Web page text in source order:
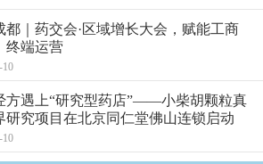
都｜药交会·区域增长大会，赋能工商
终端运营
10
方遇上“研究型药店”——小柴胡颗粒真
研究项目在北京同仁堂佛山连锁启动
10